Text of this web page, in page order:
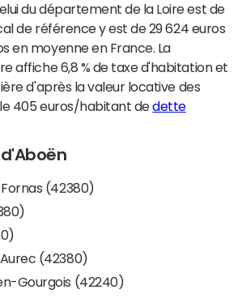
du département de la Loire est de
de référence y est de 29 624 euros
en moyenne en France. La
affiche 6,8 % de taxe d'habitation et
d'après la valeur locative des
405 euros/habitant dedette
(42380)
(42380)
Gourgois (42240)